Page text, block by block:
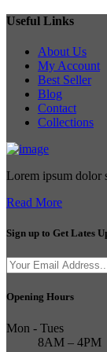
Useful Links
About Us
My Account
Best Seller
Blog
Contact
Collections
Lorem ipsum dolor
Read More
Sign up to Get Lates
Search
for:
Opening Hours
Mon - Tues
8AM – 4PM